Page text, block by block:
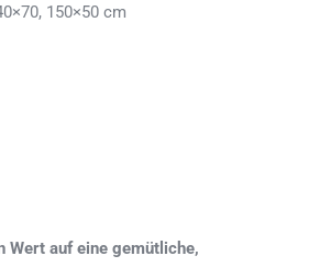
150×50 cm
Wert auf eine gemütliche,